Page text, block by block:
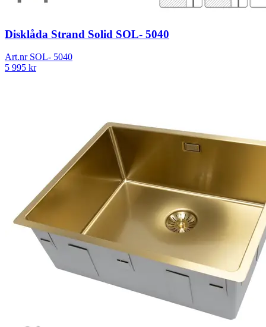
Disklåda Strand Solid SOL- 5040
Art.nr SOL- 5040
5 995 kr